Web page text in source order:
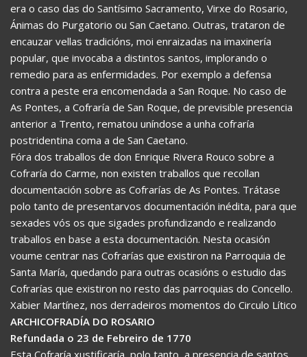
era o caso das do Santísimo Sacramento, Virxe do Rosario,
Ánimas do Purgatorio ou San Caetano. Outras, trataron de
encauzar vellas tradicións, moi enraizadas na imaxinería
popular, que invocaba a distintos santos, implorando o
remedio para as enfermidades. Por exemplo a defensa
contra a peste era encomendada a San Roque. No caso de
As Pontes, a Cofraría de San Roque, de previsible presencia
anterior a Trento, rematou uníndose a unha cofraría
postridentina coma a de San Caetano.
Fóra dos traballos de don Enrique Rivera Rouco sobre a
Cofraría do Carme, non existen traballos que recollan
documentación sobre as Cofrarías de As Pontes. Trátase
polo tanto de presentarvos documentación inédita, para que
sexades vós os que sigades profundizando e realizando
traballos en base a esta documentación. Nesta ocasión
voume centrar nas Cofrarías que existiron na Parroquia de
Santa María, quedando para outras ocasións o estudio das
Cofrarías que existiron no resto das parroquias do Concello.
Xabier Martínez, nos derradeiros momentos do Circulo Lítico
ARCHICOFRADÍA DO ROSARIO
Refundada o 23 de Febreiro de 1770
Esta Cofraría xustificaría, polo tanto, a presencia de santos